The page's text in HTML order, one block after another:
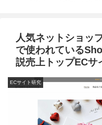
人気ネットショッ
で使われている
説売上トップECサ
ECサイト研究